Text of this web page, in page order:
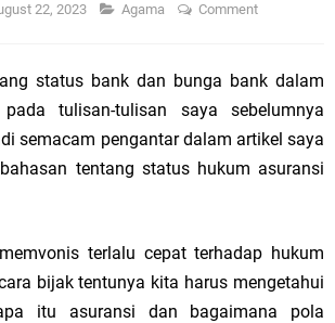
22, 2023 Agama Comment
status bank dan bunga bank dalam
tulisan-tulisan saya sebelumnya
semacam pengantar dalam artikel saya
tentang status hukum asuransi
terlalu cepat terhadap hukum
bijak tentunya kita harus mengetahui
itu asuransi dan bagaimana pola